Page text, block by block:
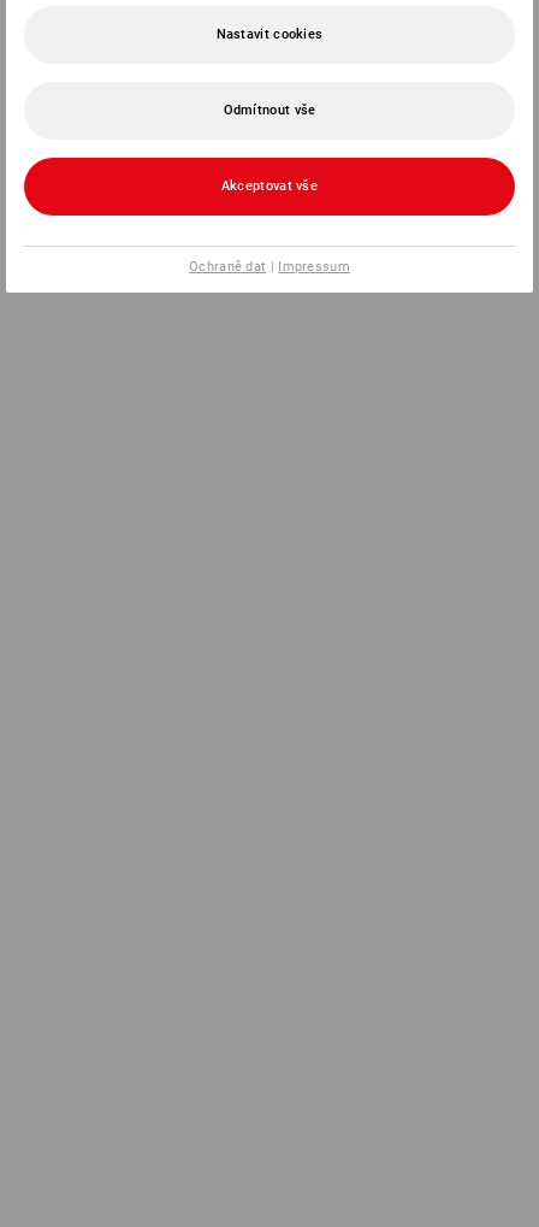
Nastavit cookies
Odmítnout vše
Akceptovat vše
Ochraně dat | Impressum